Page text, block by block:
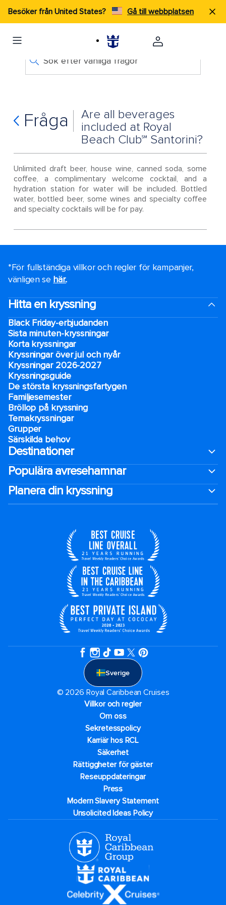
Besöker från United States? Gå till webbplatsen
Sök efter vanliga frågor
Fråga
Are all beverages
included at Royal
Beach Club℠ Santorini?
Unlimited draft beer, house wine, canned soda, some
coffee, a complimentary welcome cocktail, and a
hydration station for water will be included. Bottled
water, bottled beer, some wines and specialty coffee
and specialty cocktails will be for pay.
*För fullständiga villkor och regler för kampanjer,
vänligen se här..
Hitta en kryssning
Black Friday-erbjudanden
Sista minuten-kryssningar
Korta kryssningar
Kryssningar över jul och nyår
Kryssningar 2026-2027
Kryssningsguide
De största kryssningsfartygen
Familjesemester
Bröllop på kryssning
Temakryssningar
Grupper
Särskilda behov
Destinationer
Populära avresehamnar
Planera din kryssning
Sverige
© 2026 Royal Caribbean Cruises
Villkor och regler
Om oss
Sekretesspolicy
Karriär hos RCL
Säkerhet
Rättiggheter för gäster
Reseuppdateringar​
Press
Modern Slavery Statement
Unsolicited Ideas Policy